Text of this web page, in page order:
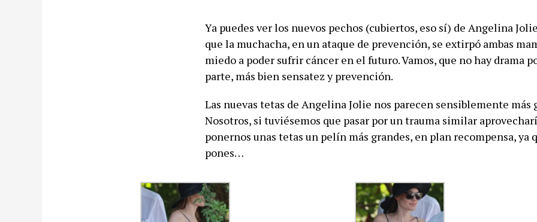
Ya puedes ver los nuevos pechos (cubiertos, eso sí) de Angelina
que la muchacha, en un ataque de prevención, se extirpó ambas
miedo a poder sufrir cáncer en el futuro. Vamos, que no hay drama
parte, más bien sensatez y prevención.
Las nuevas tetas de Angelina Jolie nos parecen sensiblemente más
Nosotros, si tuviésemos que pasar por un trauma similar
ponernos unas tetas un pelín más grandes, en plan recompensa, ya
pones…